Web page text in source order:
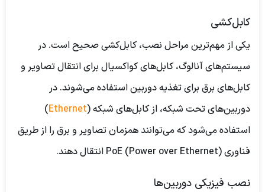
کابل‌کشی
یکی از مهم‌ترین مراحل نصب، کابل‌کشی صحیح است. در
سیستم‌های آنالوگ، کابل‌های کواکسیال برای انتقال تصاویر و
کابل‌های برق برای تغذیه دوربین استفاده می‌شوند. در
دوربین‌های تحت شبکه، از کابل‌های شبکه (Ethernet
)
استفاده می‌شود که می‌توانند همزمان تصاویر و برق را از طریق
فناوری PoE (Power over Ethernet) انتقال دهند.
نصب فیزیکی دوربین‌ها